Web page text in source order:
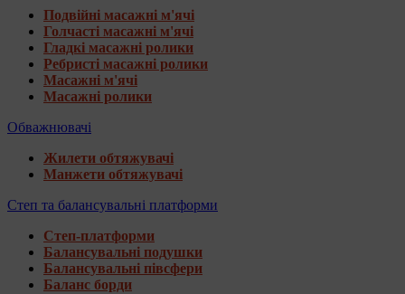
Подвійні масажні м'ячі
Голчасті масажні м'ячі
Гладкі масажні ролики
Ребристі масажні ролики
Масажні м'ячі
Масажні ролики
Обважнювачі
Жилети обтяжувачі
Манжети обтяжувачі
Степ та балансувальні платформи
Степ-платформи
Балансувальні подушки
Балансувальні півсфери
Баланс борди